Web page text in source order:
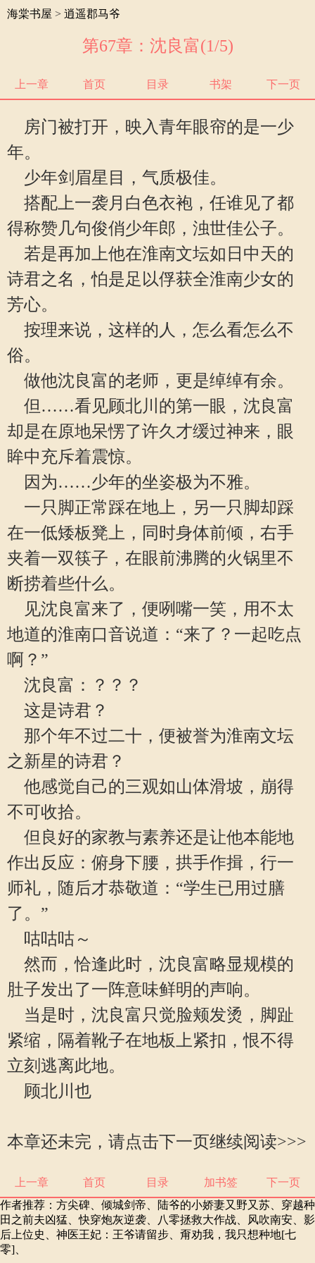
海棠书屋 > 逍遥郡马爷
第67章：沈良富(1/5)
上一章 首页 目录 书架 下一页
房门被打开，映入青年眼帘的是一少
年。
少年剑眉星目，气质极佳。
搭配上一袭月白色衣袍，任谁见了都
得称赞几句俊俏少年郎，浊世佳公子。
若是再加上他在淮南文坛如日中天的
诗君之名，怕是足以俘获全淮南少女的
芳心。
按理来说，这样的人，怎么看怎么不
俗。
做他沈良富的老师，更是绰绰有余。
但……看见顾北川的第一眼，沈良富
却是在原地呆愣了许久才缓过神来，眼
眸中充斥着震惊。
因为……少年的坐姿极为不雅。
一只脚正常踩在地上，另一只脚却踩
在一低矮板凳上，同时身体前倾，右手
夹着一双筷子，在眼前沸腾的火锅里不
断捞着些什么。
见沈良富来了，便咧嘴一笑，用不太
地道的淮南口音说道：“来了？一起吃点
啊？”
沈良富：？？？
这是诗君？
那个年不过二十，便被誉为淮南文坛
之新星的诗君？
他感觉自己的三观如山体滑坡，崩得
不可收拾。
但良好的家教与素养还是让他本能地
作出反应：俯身下腰，拱手作揖，行一
师礼，随后才恭敬道：“学生已用过膳
了。”
咕咕咕～
然而，恰逢此时，沈良富略显规模的
肚子发出了一阵意味鲜明的声响。
当是时，沈良富只觉脸颊发烫，脚趾
紧缩，隔着靴子在地板上紧扣，恨不得
立刻逃离此地。
顾北川也
本章还未完，请点击下一页继续阅读>>>
上一章 首页 目录 加书签
下一页
作者推荐： 方尖碑 倾城剑帝 陆爷的小娇妻又野又苏
穿越种
田之前夫凶猛 、快穿炮灰逆袭 八零拯救大作战 风吹南安
影
后上位史
神医王妃：王爷请留步
甭劝我，我只想种地[七
零]